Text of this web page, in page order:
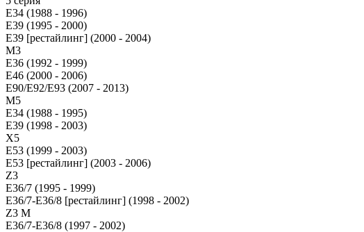
E34 (1988 - 1996)
E39 (1995 - 2000)
E39 [рестайлинг] (2000 - 2004)
M3
E36 (1992 - 1999)
E46 (2000 - 2006)
E90/E92/E93 (2007 - 2013)
М5
E34 (1988 - 1995)
E39 (1998 - 2003)
X5
E53 (1999 - 2003)
E53 [рестайлинг] (2003 - 2006)
Z3
E36/7 (1995 - 1999)
E36/7-E36/8 [рестайлинг] (1998 - 2002)
Z3 M
E36/7-E36/8 (1997 - 2002)